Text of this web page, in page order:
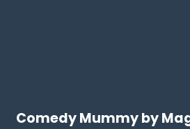
Comedy Mummy by